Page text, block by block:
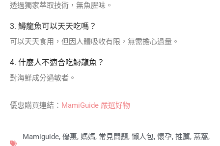
透過獨家萃取技術，無魚腥味。
3. 鱘龍魚可以天天吃嗎？
可以天天食用，但因人體吸收有限，無需擔心過量。
4. 什麼人不適合吃鱘龍魚？
對海鮮成分過敏者。
優惠購買連結： MamiGuide 嚴選好物
Mamiguide, 優惠, 媽媽, 常見問題, 懶人包, 懷孕, 推薦, 燕窩,